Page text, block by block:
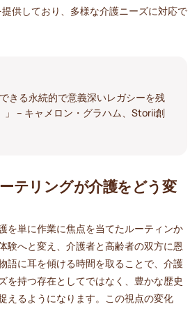
供しており、多様な介護ニーズに対応で
きる永続的で意義深いレガシーを残
」 – キャメロン・グラハム、Storii創
テリングが介護をどう変
を単に作業に焦点を当てたルーティンか
験へと変え、介護者と高齢者の双方に恩
語に耳を傾ける時間を取ることで、介護
を持つ存在としてではなく、豊かな歴史
えるようになります。この視点の変化